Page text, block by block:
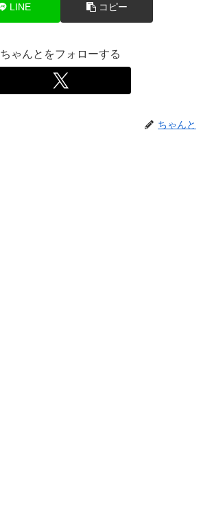
LINE コピー
ちゃんとをフォローする
ちゃんと